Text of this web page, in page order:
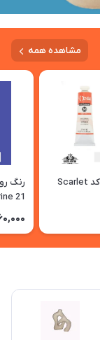
مشاهده همه
رنگ روغن وستا کد Scarlet
21